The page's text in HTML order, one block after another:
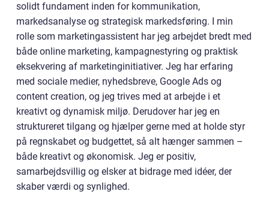
solidt fundament inden for kommunikation,
markedsanalyse og strategisk markedsføring. I min
rolle som marketingassistent har jeg arbejdet bredt med
både online marketing, kampagnestyring og praktisk
eksekvering af marketinginitiativer. Jeg har erfaring
med sociale medier, nyhedsbreve, Google Ads og
content creation, og jeg trives med at arbejde i et
kreativt og dynamisk miljø. Derudover har jeg en
struktureret tilgang og hjælper gerne med at holde styr
på regnskabet og budgettet, så alt hænger sammen –
både kreativt og økonomisk. Jeg er positiv,
samarbejdsvillig og elsker at bidrage med idéer, der
skaber værdi og synlighed.